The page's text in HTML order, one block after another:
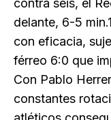
delante, 6-5
con eficacia,
férreo 6:0 que
Con Pablo
constantes